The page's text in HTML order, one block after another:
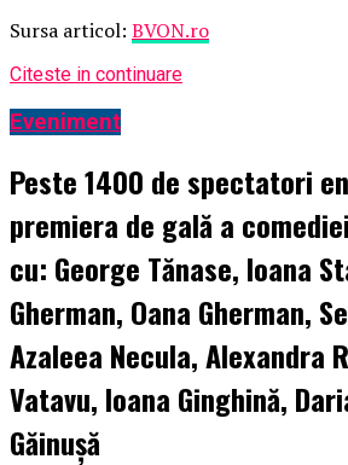
Sursa articol: BVON.ro
Citeste in continuare
Eveniment
Peste 1400 de spectatori
premiera de gală a comediei
cu: George Tănase, Ioana
Gherman, Oana Gherman,
Azaleea Necula, Alexandra
Vatavu, Ioana Ginghină,
Găinușă